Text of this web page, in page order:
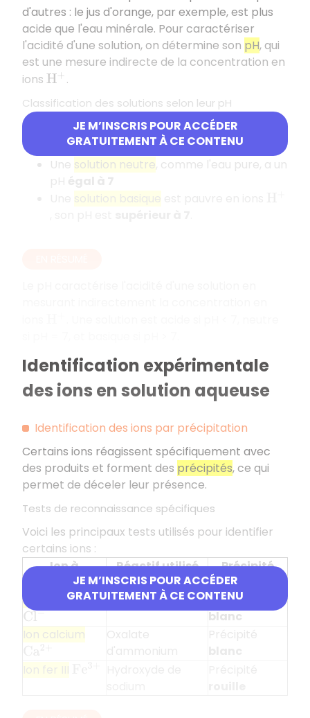
JE M’INSCRIS POUR ACCÉDER
GRATUITEMENT À CE CONTENU
d'autres : le jus d'orange, par exemple, est plus
acide que l'eau minérale. Pour caractériser
l'acidité d'une solution, on détermine son pH, qui
est une mesure indirecte de la concentration en
ions H+ .
Classification des solutions selon leur pH
Unesolution acide est riche en ions
pH estinférieur à 7
Une solution neutre, comme l'eau pure, a un
JE M’INSCRIS POUR ACCÉDER
GRATUITEMENT À CE CONTENU
Identification expérimentale
des ions en solution aqueuse
Identification des ions par précipitation
Certains ions réagissent spécifiquement avec
des produits et forment des précipités, ce qui
permet de déceler leur présence.
Tests de reconnaissance spécifiques
Voici les principaux tests utilisés pour identifier
certains ions :
Ion à
identifier
Réactif utilisé
Précipité
formé
Ion chlorure
Cl−
Nitrate d'argent
Précipité
blanc
Ion calcium
Oxalate